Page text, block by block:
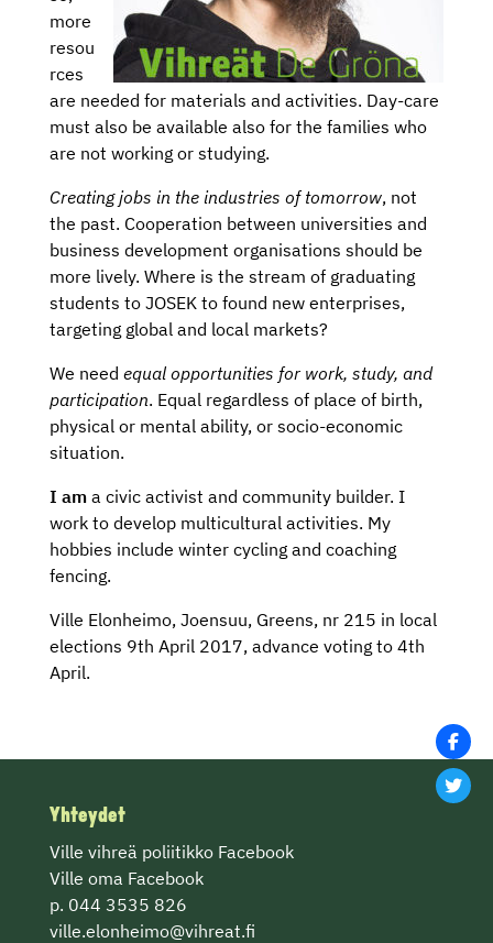
more
resou
rces
are needed for materials and activities. Day-care
must also be available also for the families who
are not working or studying.
Creating jobs in the industries of tomorrow, not
the past. Cooperation between universities and
business development organisations should be
more lively. Where is the stream of graduating
students to JOSEK to found new enterprises,
targeting global and local markets?
We need equal opportunities for work, study, and
participation. Equal regardless of place of birth,
physical or mental ability, or socio-economic
situation.
I ama civic activist and community builder. I
work to develop multicultural activities. My
hobbies include winter cycling and coaching
fencing.
Ville Elonheimo, Joensuu, Greens, nr 215 in local
elections 9th April 2017, advance voting to 4th
April.
Yhteydet
Ville vihreä poliitikko Facebook
Ville oma Facebook
p. 044 3535 826
ville.elonheimo@vihreat.fi